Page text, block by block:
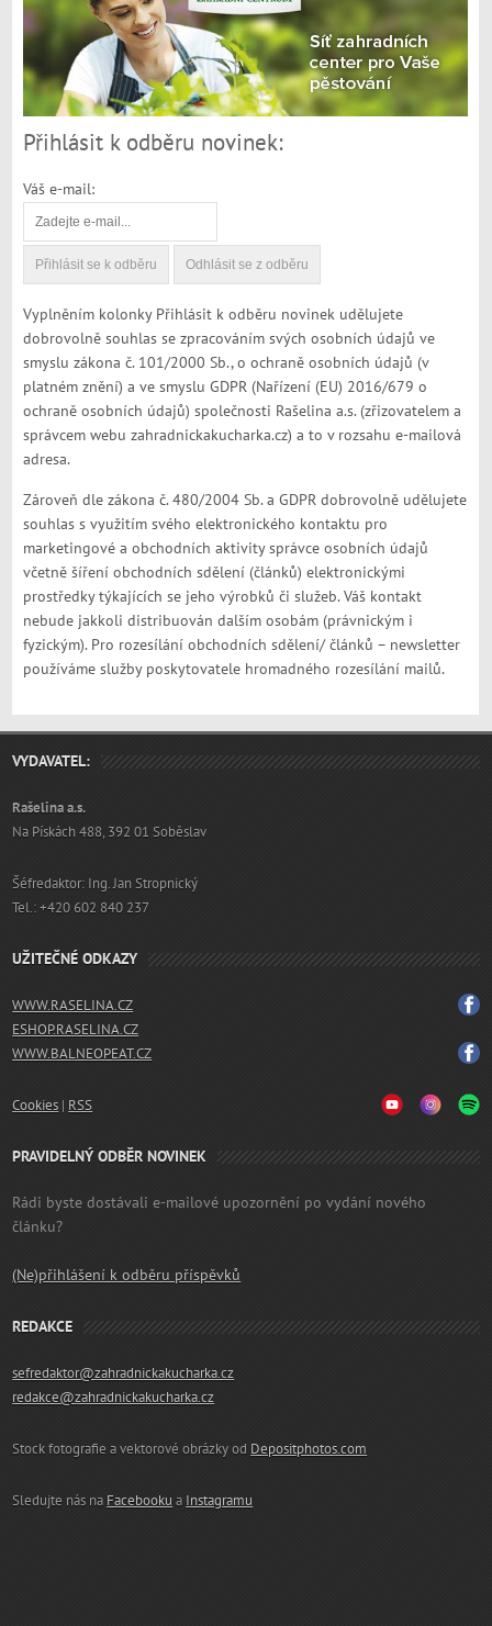
Přihlásit k odběru novinek:
Váš e-mail:
Vyplněním kolonky Přihlásit k odběru novinek udělujete
dobrovolně souhlas se zpracováním svých osobních údajů ve
smyslu zákona č. 101/2000 Sb., o ochraně osobních údajů (v
platném znění) a ve smyslu GDPR (Nařízení (EU) 2016/679 o
ochraně osobních údajů) společnosti Rašelina a.s. (zřizovatelem a
správcem webu zahradnickakucharka.cz) a to v rozsahu e-mailová
adresa.
Zároveň dle zákona č. 480/2004 Sb. a GDPR dobrovolně udělujete
souhlas s využitím svého elektronického kontaktu pro
marketingové a obchodních aktivity správce osobních údajů
včetně šíření obchodních sdělení (článků) elektronickými
prostředky týkajících se jeho výrobků či služeb. Váš kontakt
nebude jakkoli distribuován dalším osobám (právnickým i
fyzickým). Pro rozesílání obchodních sdělení/ článků – newsletter
používáme služby poskytovatele hromadného rozesílání mailů.
VYDAVATEL:
Rašelina a.s.
Na Pískách 488, 392 01 Soběslav
Šéfredaktor: Ing. Jan Stropnický
Tel.: +420 602 840 237
UŽITEČNÉ ODKAZY
WWW.RASELINA.CZ
ESHOP.RASELINA.CZ
WWW.BALNEOPEAT.CZ
Cookies | RSS
PRAVIDELNÝ ODBĚR NOVINEK
Rádi byste dostávali e-mailové upozornění po vydání nového
článku?
(Ne)přihlášení k odběru příspěvků
REDAKCE
sefredaktor@zahradnickakucharka.cz
redakce@zahradnickakucharka.cz
Stock fotografie a vektorové obrázky od Depositphotos.com
Sledujte nás na Facebooku a Instagramu